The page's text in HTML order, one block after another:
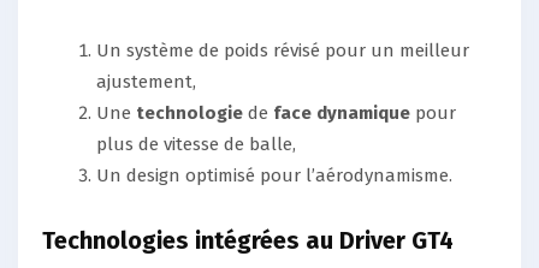
Un système de poids révisé pour un meilleur
ajustement,
Une technologie de face dynamique pour
plus de vitesse de balle,
Un design optimisé pour l’aérodynamisme.
Technologies intégrées au Driver GT4